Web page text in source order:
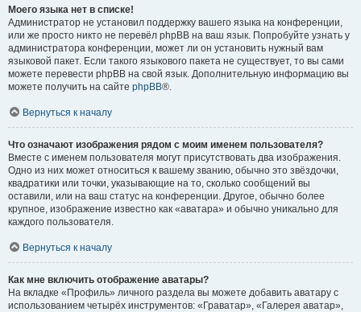
Моего языка нет в списке!
Администратор не установил поддержку вашего языка на конференции,
или же просто никто не перевёл phpBB на ваш язык. Попробуйте узнать у
администратора конференции, может ли он установить нужный вам
языковой пакет. Если такого языкового пакета не существует, то вы сами
можете перевести phpBB на свой язык. Дополнительную информацию вы
можете получить на сайте phpBB®.
Вернуться к началу
Что означают изображения рядом с моим именем пользователя?
Вместе с именем пользователя могут присутствовать два изображения.
Одно из них может относиться к вашему званию, обычно это звёздочки,
квадратики или точки, указывающие на то, сколько сообщений вы
оставили, или на ваш статус на конференции. Другое, обычно более
крупное, изображение известно как «аватара» и обычно уникально для
каждого пользователя.
Вернуться к началу
Как мне включить отображение аватары?
На вкладке «Профиль» личного раздела вы можете добавить аватару с
использованием четырёх инструментов: «Граватар», «Галерея аватар»,